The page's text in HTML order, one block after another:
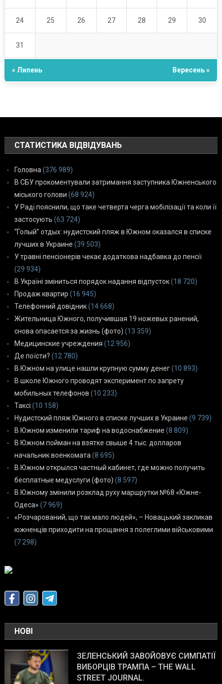
24 25 26 27 28 29 30
31
« Липень Вересень »
СТАТИСТИКА ВІДВІДУВАНЬ
Головна (376 989)
В СБУ прокоментували затримання заступника Южненського
міського голови (68 924)
У Раді пояснили, що таке четверта черга мобілізації та коли її
застосують (63 724)
“Голый” отдых: нудистский пляж в Южном оказался в списке
лучших в Украине (39 503)
У травні пенсіонерів чекає додаткова надбавка до пенсії
(29 934)
В Україні зміниться порядок надання відпусток(18 720)
Продаж квартир (16 945)
Телефонний довідник(14 668)
Жительница Южного, получившая 19 ножевых ранений,
снова опасается за жизнь (фото) (13 359)
Медицинские учреждения (12 956)
Де поїсти? (12 780)
В Южном на улице нашли крупную сумму денег(10 893)
В школе Южного проводят эксперимент по запрету
мобильных телефонов (10 233)
Таксі (10 158)
Нудистский пляж Южного в списке лучших в Украине (9 739)
В Южном изменили тариф на водоснабжение (8 809)
В Южном пойман на взятке свыше 4 тыс. долларов
начальник военкомата (8 695)
В Южном открылся частный кабинет, где можно получить
бесплатные медуслуги (фото) (8 597)
В Южному змінили розклад руху маршрутки №68 «Южне-
Одеса» (7 969)
«Розчарований, що так мало людей», – Новацький закликав
южненців приходити на прощання з полеглими військовими
(7 298)
НОВІ
ЗЕЛЕНСЬКИЙ ЗАВОЙОВУЄ СИМПАТІЇ
ВИБОРЦІВ ТРАМПА – THE WALL
STREET JOURNAL.